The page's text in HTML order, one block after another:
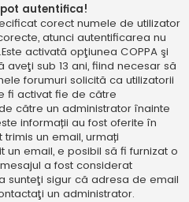
autentifica!
corect numele de utilizator
atunci autentificarea nu
activată opţiunea COPPA şi
sub 13 ani, fiind necesar să
forumuri solicită ca utilizatorii
fi activat fie de către
către un administrator înainte
informații au fost oferite în
un email, urmați
un email, e posibil să fi furnizat o
a fost considerat
sunteţi sigur că adresa de email
un administrator.